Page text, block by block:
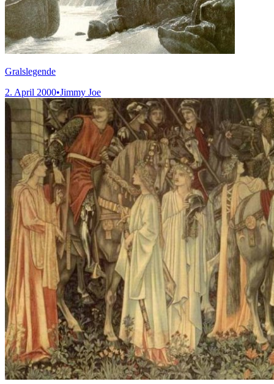
Gralslegende
2. April 2000•Jimmy Joe